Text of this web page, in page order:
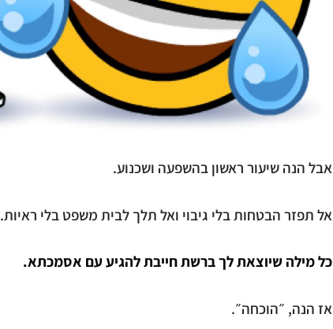
אבל הנה שיעור ראשון בהשפעה ושכנוע.
אל תפזר הבטחות בלי גיבוי ואל תלך לבית משפט בלי ראיות.
כל מילה שיוצאת לך ברשת חייבת להגיע עם אסמכתא.
אז הנה, ״הוכחה״.